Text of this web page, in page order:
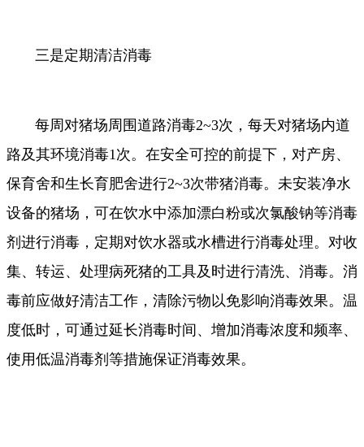
三是定期清洁消毒
每周对猪场周围道路消毒2~3次，每天对猪场内道
路及其环境消毒1次。在安全可控的前提下，对产房、
保育舍和生长育肥舍进行2~3次带猪消毒。未安装净水
设备的猪场，可在饮水中添加漂白粉或次氯酸钠等消毒
剂进行消毒，定期对饮水器或水槽进行消毒处理。对收
集、转运、处理病死猪的工具及时进行清洗、消毒。消
毒前应做好清洁工作，清除污物以免影响消毒效果。温
度低时，可通过延长消毒时间、增加消毒浓度和频率、
使用低温消毒剂等措施保证消毒效果。